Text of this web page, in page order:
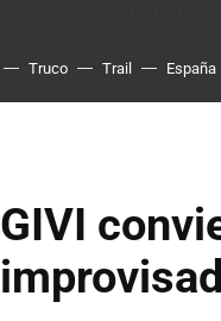
Truco Trail España
GIVI